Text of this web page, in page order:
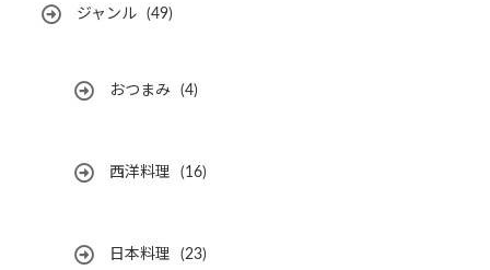
ジャンル (49)
おつまみ (4)
西洋料理 (16)
日本料理 (23)